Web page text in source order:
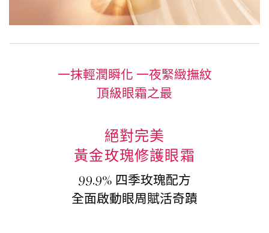
一抹輕潤瞬化 一夜緊緻撫紋
頂級眼霜之最
絕對完美
黃金玫瑰修護眼霜
99.9% 四季玫瑰配方
全面啟動眼周賦活奇蹟